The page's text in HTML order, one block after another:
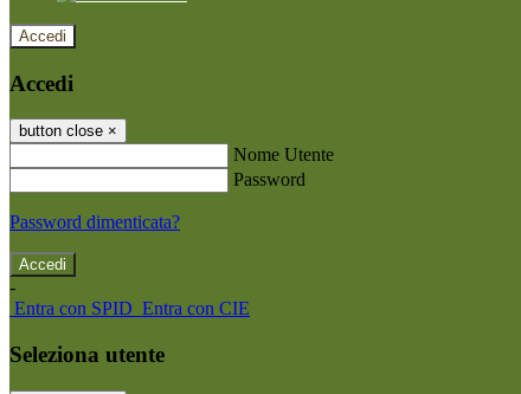
Accedi
Accedi
button close ×
Nome Utente
Password
Password dimenticata?
-
Entra con SPID Entra con CIE
Seleziona utente